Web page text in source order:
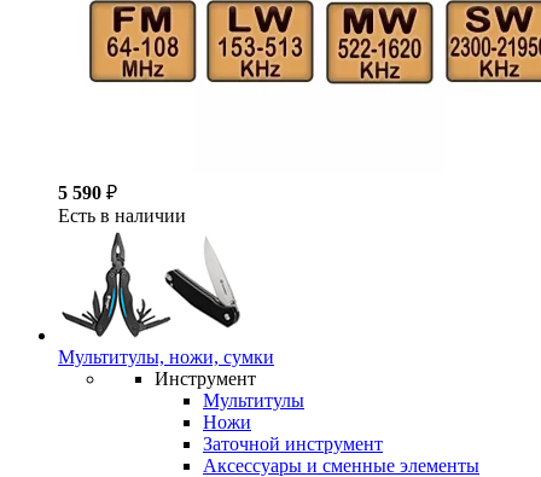
5 590 ₽
Есть в наличии
Мультитулы, ножи, сумки
Инструмент
Мультитулы
Ножи
Заточной инструмент
Аксессуары и сменные элементы